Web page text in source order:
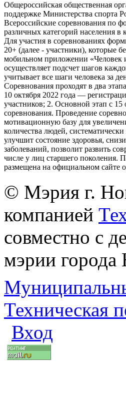
Общероссийская общественная
поддержке Министерства спорта
Всероссийские соревнования по
различных категорий населения
Для участия в соревнованиях
20+ (далее - участники), которые
мобильном приложении
осуществляет подсчет шагов
учитывает все шаги человека за
Соревнования проходят в два
10 октября 2022 года —
участников; 2. Основной этап с
соревнования. Проведение
мотивационную базу для
количества людей,
улучшит состояние здоровья,
заболеваний, позволит развить
числе у лиц старшего поколения.
размещена на официальном сайте
© Мэрия г.
компанией
совместно с
мэрии города
Техническая
Вход